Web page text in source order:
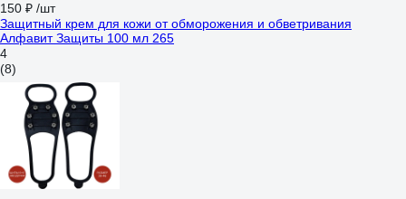
150 ₽ /шт
Защитный крем для кожи от обморожения и обветривания
Алфавит Защиты 100 мл 265
4
(8)